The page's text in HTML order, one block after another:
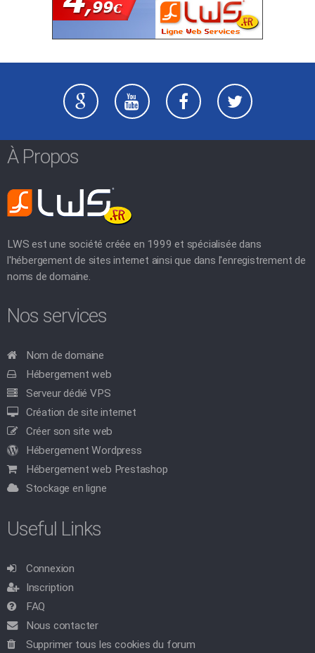
À Propos
LWS est une société créée en 1999 et spécialisée dans
l'hébergement de sites internet ainsi que dans l'enregistrement de
noms de domaine.
Nos services
Nom de domaine
Hébergement web
Serveur dédié VPS
Création de site internet
Créer son site web
Hébergement Wordpress
Hébergement web Prestashop
Stockage en ligne
Useful Links
Connexion
Inscription
FAQ
Nous contacter
Supprimer tous les cookies du forum